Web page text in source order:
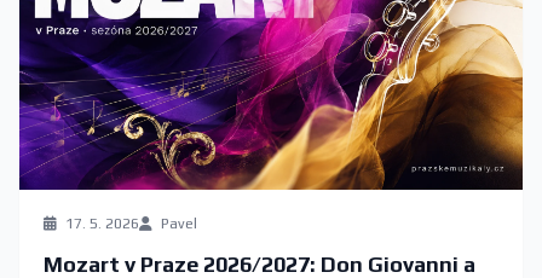
17. 5. 2026 Pavel
Mozart v Praze 2026/2027: Don Giovanni a